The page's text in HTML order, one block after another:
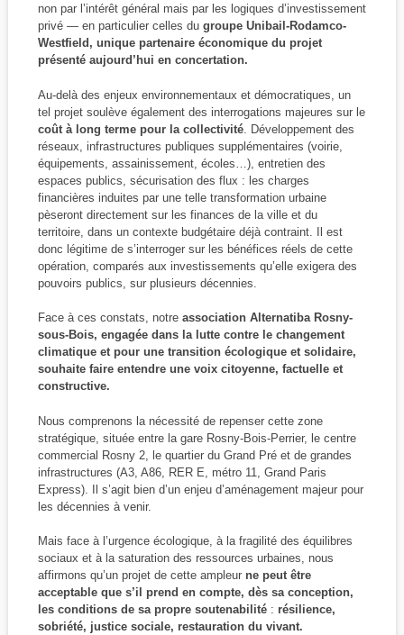
non par l’intérêt général mais par les logiques d’investissement
privé — en particulier celles du groupe Unibail-Rodamco-
Westfield, unique partenaire économique du projet
présenté aujourd’hui en concertation.
Au-delà des enjeux environnementaux et démocratiques, un
tel projet soulève également des interrogations majeures sur le
coût à long terme pour la collectivité. Développement des
réseaux, infrastructures publiques supplémentaires (voirie,
équipements, assainissement, écoles…), entretien des
espaces publics, sécurisation des flux : les charges
financières induites par une telle transformation urbaine
pèseront directement sur les finances de la ville et du
territoire, dans un contexte budgétaire déjà contraint. Il est
donc légitime de s’interroger sur les bénéfices réels de cette
opération, comparés aux investissements qu’elle exigera des
pouvoirs publics, sur plusieurs décennies.
Face à ces constats, notre association Alternatiba Rosny-
sous-Bois, engagée dans la lutte contre le changement
climatique et pour une transition écologique et solidaire,
souhaite faire entendre une voix citoyenne, factuelle et
constructive.
Nous comprenons la nécessité de repenser cette zone
stratégique, située entre la gare Rosny-Bois-Perrier, le centre
commercial Rosny 2, le quartier du Grand Pré et de grandes
infrastructures (A3, A86, RER E, métro 11, Grand Paris
Express). Il s’agit bien d’un enjeu d’aménagement majeur pour
les décennies à venir.
Mais face à l’urgence écologique, à la fragilité des équilibres
sociaux et à la saturation des ressources urbaines, nous
affirmons qu’un projet de cette ampleur ne peut être
acceptable que s’il prend en compte, dès sa conception,
les conditions de sa propre soutenabilité: résilience,
sobriété, justice sociale, restauration du vivant.